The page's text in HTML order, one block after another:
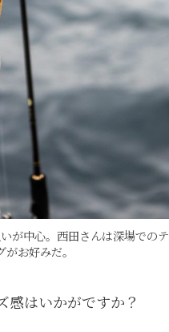
が中心。西田さんは深場でのテ
お好みだ。
感はいかがですか？